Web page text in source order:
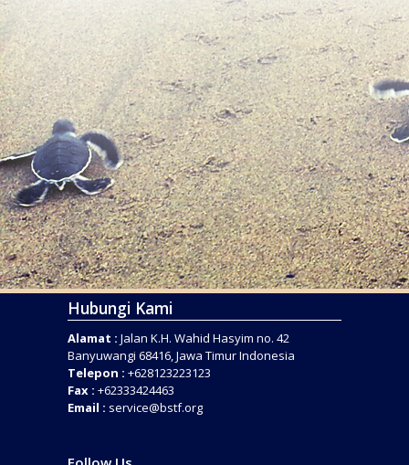
Hubungi Kami
Alamat : Jalan K.H. Wahid Hasyim no. 42
Banyuwangi 68416, Jawa Timur Indonesia
Telepon : +628123223123
Fax : +62333424463
Email : service@bstf.org